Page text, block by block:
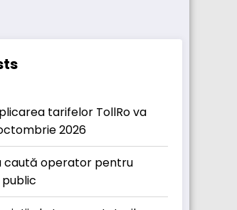
tarifelor TollRo va
2026
caută operator pentru